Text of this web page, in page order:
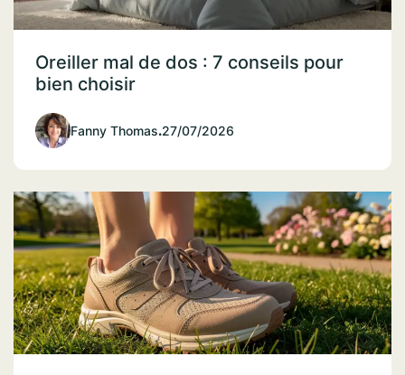
Oreiller mal de dos : 7 conseils pour
bien choisir
Fanny Thomas.27/07/2026